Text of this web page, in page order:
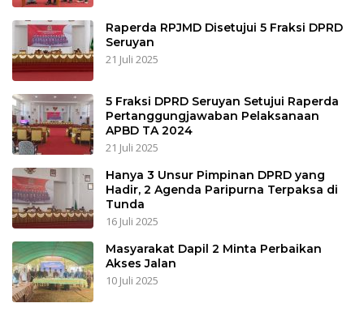
Raperda RPJMD Disetujui 5 Fraksi DPRD
Seruyan
21 Juli 2025
5 Fraksi DPRD Seruyan Setujui Raperda
Pertanggungjawaban Pelaksanaan
APBD TA 2024
21 Juli 2025
Hanya 3 Unsur Pimpinan DPRD yang
Hadir, 2 Agenda Paripurna Terpaksa di
Tunda
16 Juli 2025
Masyarakat Dapil 2 Minta Perbaikan
Akses Jalan
10 Juli 2025